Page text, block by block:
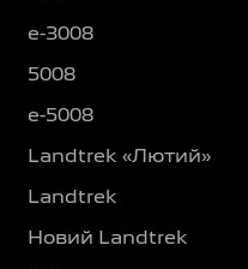
e-3008
5008
e-5008
Landtrek «Лютий»
Landtrek
Новий Landtrek